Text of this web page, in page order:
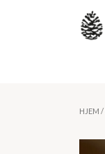
HJEM /